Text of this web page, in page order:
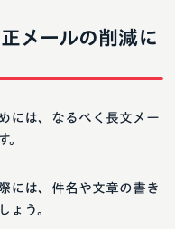
メールの削減に
には、なるべく長文メー
。
には、件名や文章の書き
ょう。